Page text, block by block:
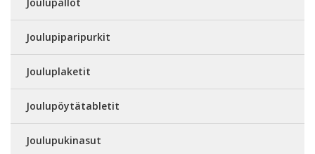
Joulupiparipurkit
Jouluplaketit
Joulupöytätabletit
Joulupukinasut